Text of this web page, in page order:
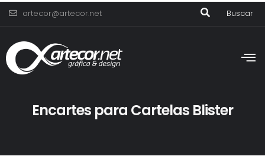
artecor@artecor.net Buscar
Encartes para Cartelas Blister